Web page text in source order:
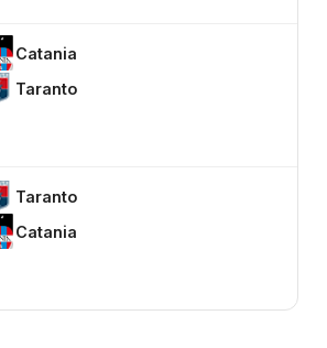
Catania
Taranto
Taranto
Catania